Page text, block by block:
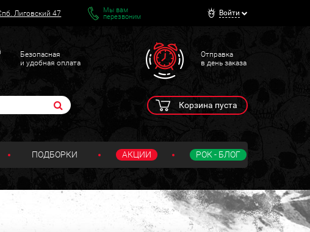
Лиговский 47
Мы вам
перезвоним
Войти
Безопасная
и удобная оплата
Отправка
в день заказа
Корзина пуста
ПОДБОРКИ АКЦИИ РОК - БЛОГ